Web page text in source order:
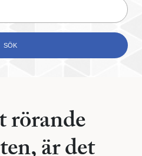
rörande